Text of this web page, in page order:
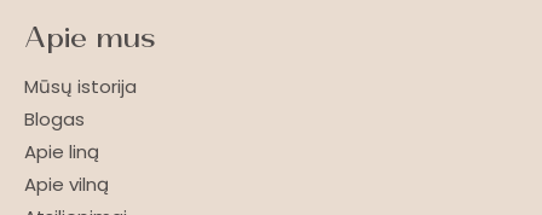
Apie mus
Mūsų istorija
Blogas
Apie liną
Apie vilną